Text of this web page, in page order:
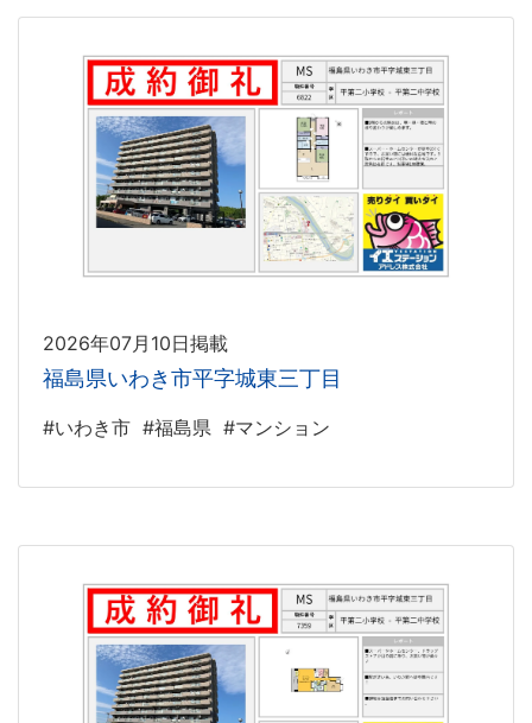
2026年07月10日掲載
福島県いわき市平字城東三丁目
#いわき市 #福島県 #マンション